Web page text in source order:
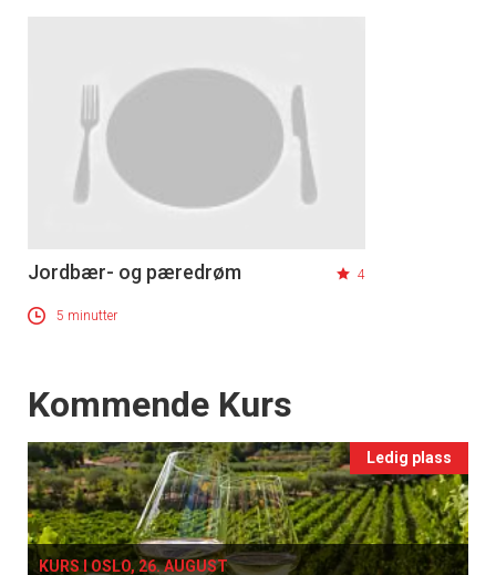
Jordbær- og pæredrøm 4
5 minutter
Events
Kommende Kurs
Ledig plass
KURS I OSLO, 26. AUGUST